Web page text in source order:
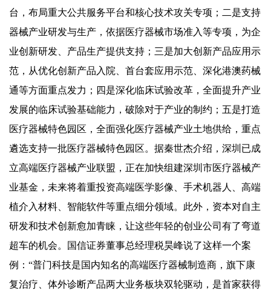
台，布局重大公共服务平台和核心技术攻关专项；二是支持
器械产业研发与生产，依据医疗器械市场准入等专项，为企
业创新研发、产品生产提供支持；三是加大创新产品应用示
范，从优化创新产品入院、首台套应用示范、深化港澳药械
通等方面重点发力；四是深化临床试验改革，全面提升产业
发展的临床试验基础能力，破除对于产业的制约；五是打造
医疗器械特色园区，全面强化医疗器械产业土地供给，重点
遴选支持一批医疗器械特色园区。据秦世杰介绍，深圳已成
立高端医疗器械产业联盟，正在加快组建深圳市医疗器械产
业基金，未来将着重投资高端医学影像、手术机器人、高端
植介入材料、智能软件等重点细分领域。此外，资本对自主
研发和技术创新愈加青睐，让这些年轻的创业公司有了弯道
超车的机会。国信证券董事总经理税昊峰说了这样一个案
例：“普门科技是国内知名的高端医疗器械制造商，旗下康
复治疗、体外诊断产品两大业务板块双轮驱动，是首家获得